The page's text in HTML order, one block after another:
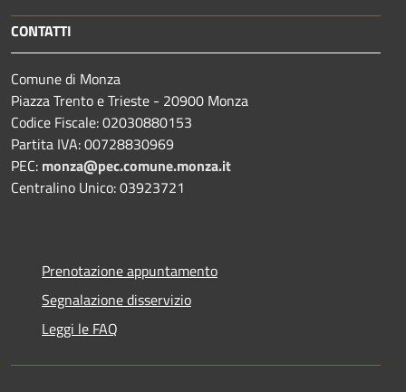
CONTATTI
Comune di Monza
Piazza Trento e Trieste - 20900 Monza
Codice Fiscale: 02030880153
Partita IVA: 00728830969
PEC: monza@pec.comune.monza.it
Centralino Unico: 03923721
Prenotazione appuntamento
Segnalazione disservizio
Leggi le FAQ